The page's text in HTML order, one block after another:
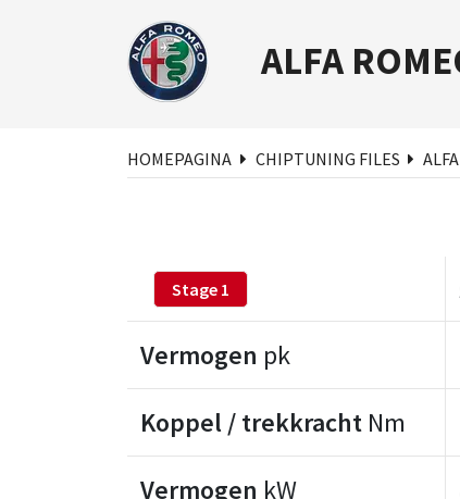
ALFA
HOMEPAGINA CHIPTUNING FILES
Stage 1
Vermogen pk
Koppel / trekkracht Nm
Vermogen kW